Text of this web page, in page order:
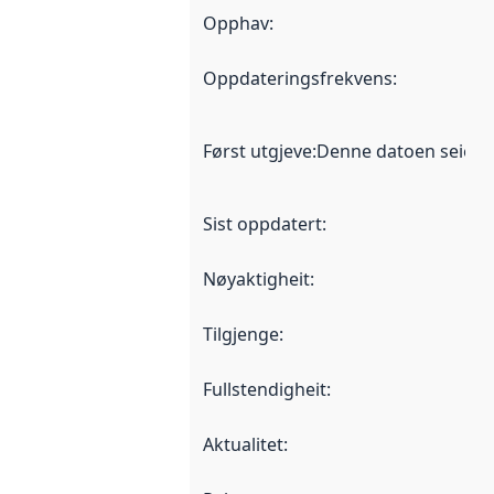
Opphav:
Oppdateringsfrekvens:
Først utgjeve:Denne datoen seier
Sist oppdatert:
Nøyaktigheit:
Tilgjenge:
Fullstendigheit:
Aktualitet: